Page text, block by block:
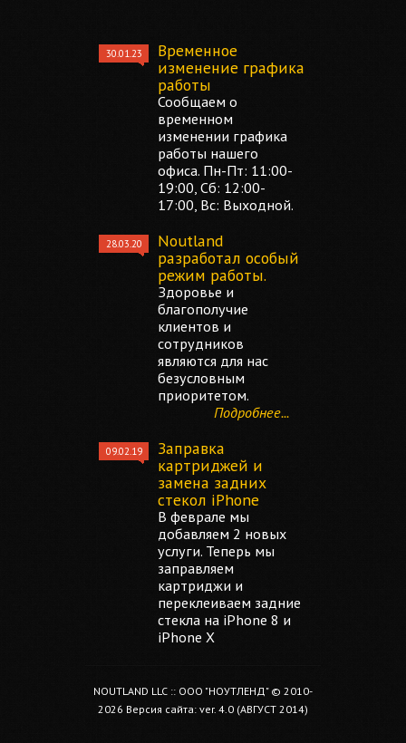
30.01.23
Временное
изменение графика
работы
Сообщаем о
временном
изменении графика
работы нашего
офиса. Пн-Пт: 11:00-
19:00, Сб: 12:00-
17:00, Вс: Выходной.
28.03.20
Noutland
разработал особый
режим работы.
Здоровье и
благополучие
клиентов и
сотрудников
являются для нас
безусловным
приоритетом.
Подробнее...
09.02.19
Заправка
картриджей и
замена задних
стекол iPhone
В феврале мы
добавляем 2 новых
услуги. Теперь мы
заправляем
картриджи и
переклеиваем задние
стекла на iPhone 8 и
iPhone X
NOUTLAND LLC :: ООО "НОУТЛЕНД" © 2010-
2026 Версия сайта: ver. 4.0 (АВГУСТ 2014)